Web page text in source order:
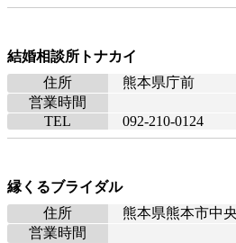
結婚相談所トナカイ
住所
熊本県庁前
営業時間
TEL
092-210-0124
縁くるブライダル
住所
熊本県熊本市中
営業時間